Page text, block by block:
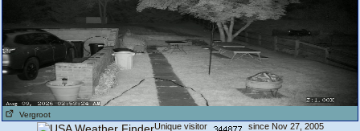
Vergroot
Unique visitor since Nov 27, 2005